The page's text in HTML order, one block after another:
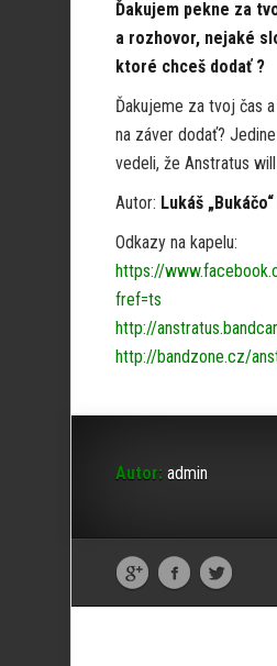
Ďakujem pekne za
a rozhovor, nejaké
ktoré chceš dodať ?
Ďakujeme za tvoj čas
na záver dodať?
vedeli, že Anstratus
Autor: Lukáš
Odkazy na kapelu:
https://
fref=ts
http://
http://bandzone.cz/
Autor: admin